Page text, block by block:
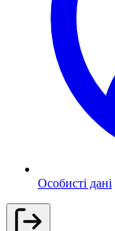
Особисті дані